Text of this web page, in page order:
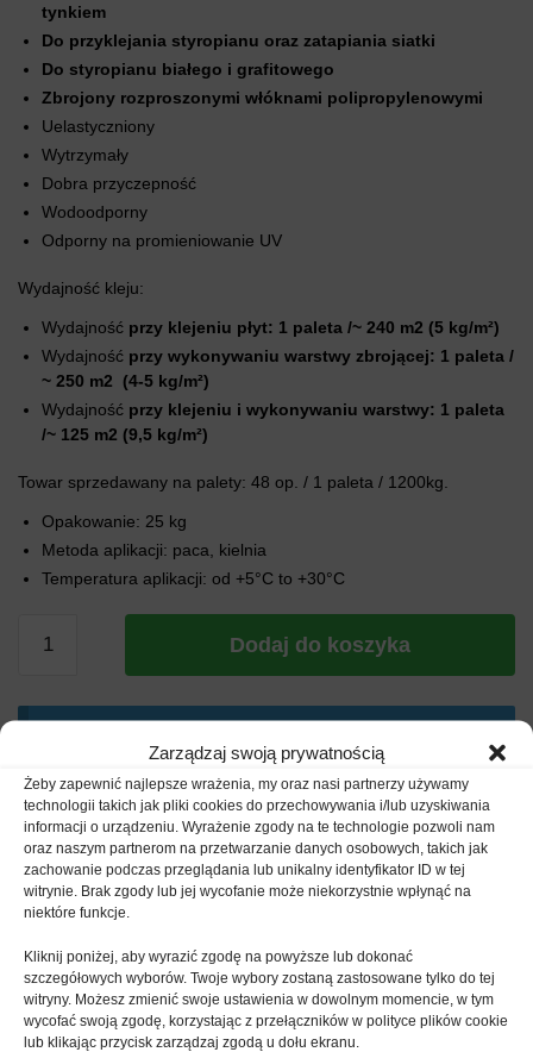
Zarządzaj swoją prywatnością
Żeby zapewnić najlepsze wrażenia, my oraz nasi partnerzy używamy
technologii takich jak pliki cookies do przechowywania i/lub uzyskiwania
informacji o urządzeniu. Wyrażenie zgody na te technologie pozwoli nam
oraz naszym partnerom na przetwarzanie danych osobowych, takich jak
zachowanie podczas przeglądania lub unikalny identyfikator ID w tej
witrynie. Brak zgody lub jej wycofanie może niekorzystnie wpłynąć na
niektóre funkcje.
Kliknij poniżej, aby wyrazić zgodę na powyższe lub dokonać
szczegółowych wyborów. Twoje wybory zostaną zastosowane tylko do tej
witryny. Możesz zmienić swoje ustawienia w dowolnym momencie, w tym
wycofać swoją zgodę, korzystając z przełączników w polityce plików cookie
lub klikając przycisk zarządzaj zgodą u dołu ekranu.
tynkiem
Do przyklejania styropianu oraz zatapiania siatki
Do styropianu białego i grafitowego
Zbrojony rozproszonymi włóknami polipropylenowymi
Uelastyczniony
Wytrzymały
Dobra przyczepność
Wodoodporny
Odporny na promieniowanie UV
Wydajność kleju:
Wydajność przy klejeniu płyt: 1 paleta /~ 240 m2 (5 kg/m²)
Wydajność przy wykonywaniu warstwy zbrojącej: 1 paleta /
~ 250 m2 (4-5 kg/m²)
Wydajność przy klejeniu i wykonywaniu warstwy: 1 paleta
/~ 125 m2 (9,5 kg/m²)
Towar sprzedawany na palety: 48 op. / 1 paleta / 1200kg.
Opakowanie: 25 kg
Metoda aplikacji: paca, kielnia
Temperatura aplikacji: od +5°C to +30°C
MESH
do
styropianu
zatapiania
siatki
Paleta
1200kg
Dodaj do koszyka
obliczy całkowity koszt dostawy dla Twojego zamówienia.
Galeria Opis
Paleta białego kleju do styropianu FF Pro-Mesh – Specjalistyczny
biały klej wzmocniony włóknami polipropylenowymi do
przyklejania płyt styropianowych i mocowania warstwy zbrojnej
ocieplenia w montażu systemów izolacji termicznej ETICS. Idealny